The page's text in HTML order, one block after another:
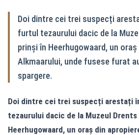
Doi dintre cei trei suspecți
furtul tezaurului dacic de la
prinși în Heerhugowaard, un
Alkmaarului, unde fusese furat
spargere.
Doi dintre cei trei suspecți arestați
tezaurului dacic de la Muzeul
Heerhugowaard, un oraș din